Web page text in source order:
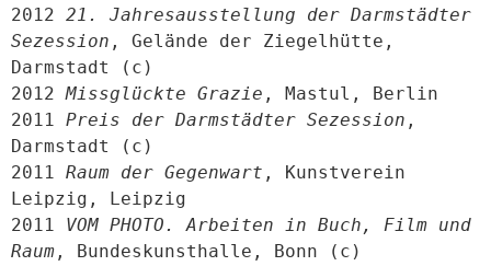
2012 21. Jahresausstellung der Darmstädter
Sezession , Gelände der Ziegelhütte,
Darmstadt (c)
2012 Missglückte Grazie , Mastul, Berlin
2011 Preis der Darmstädter Sezession ,
Darmstadt (c)
2011 Raum der Gegenwart , Kunstverein
Leipzig, Leipzig
2011 VOM PHOTO. Arbeiten in Buch, Film und
Raum , Bundeskunsthalle, Bonn (c)